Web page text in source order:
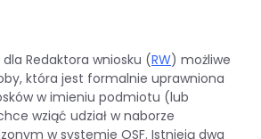
Redaktora wniosku (RW) możliwe
która jest formalnie uprawniona
w imieniu podmiotu (lub
wziąć udział w naborze
w systemie OSF. Istnieją dwa